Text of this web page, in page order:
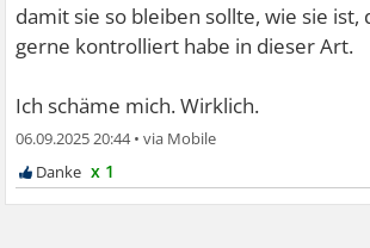
damit sie so bleiben sollte, wie sie ist,
gerne kontrolliert habe in dieser Art.
Ich schäme mich. Wirklich.
06.09.2025 20:44•
x 1